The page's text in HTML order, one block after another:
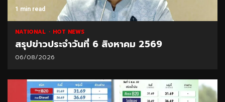
1 min read
NATIONAL HOT NEWS
สรุปข่าวประจำวันที่ 6 สิงหาคม 2569
06/08/2026